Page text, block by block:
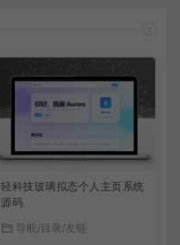
轻科技玻璃拟态个人主页系统
源码
导航/目录/友链